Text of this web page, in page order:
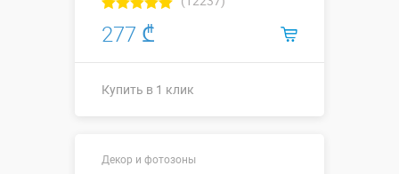
277 ₾
Купить в 1 клик
Декор и фотозоны